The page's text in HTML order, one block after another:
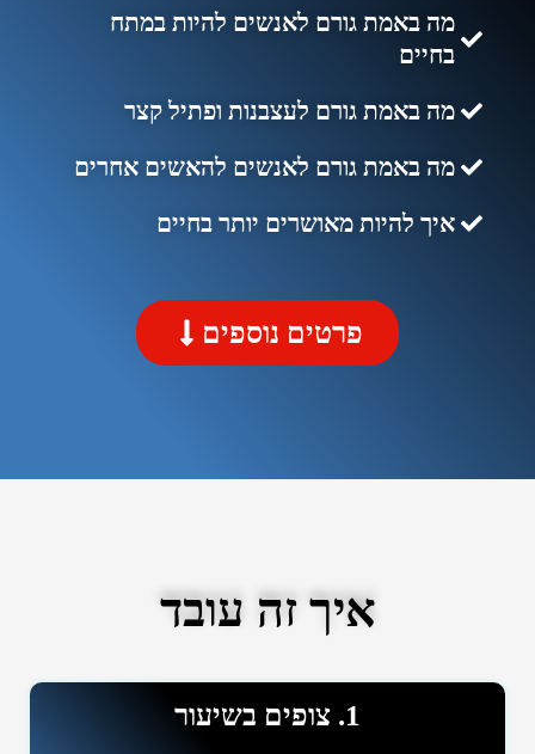
מה באמת גורם לאנשים להיות במתח
בחיים
מה באמת גורם לעצבנות ופתיל קצר
מה באמת גורם לאנשים להאשים אחרים
איך להיות מאושרים יותר בחיים
פרטים נוספים
איך זה עובד
1. צופים בשיעור